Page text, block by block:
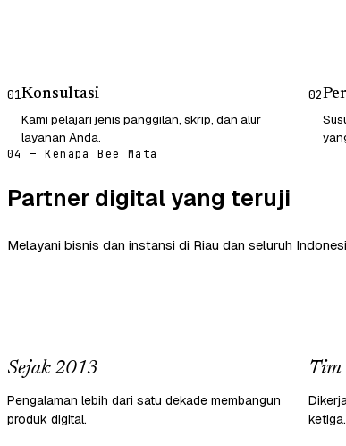
01Konsultasi
Kami pelajari jenis panggilan, skrip, dan alur
layanan Anda.
02
04 — Kenapa Bee Mata
Partner digital yang teruji
Melayani bisnis dan instansi di Riau dan seluruh
Sejak 2013
Pengalaman lebih dari satu dekade membangun
produk digital.
Tim
ketiga.